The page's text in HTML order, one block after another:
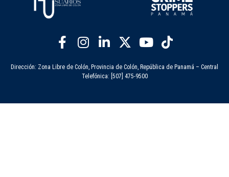
Dirección: Zona Libre de Colón, Provincia de Colón, República de Panamá – Central
Telefónica: [507] 475-9500